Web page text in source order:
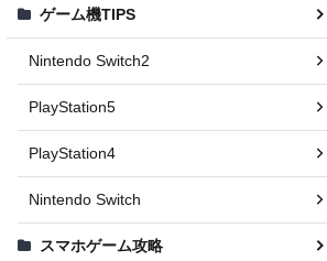
ゲーム機TIPS
Nintendo Switch2
PlayStation5
PlayStation4
Nintendo Switch
スマホゲーム攻略